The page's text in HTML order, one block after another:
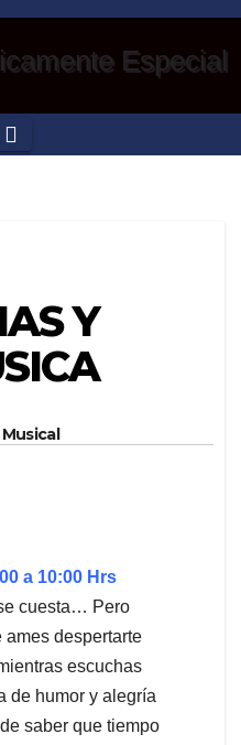
Y
a 10:00 Hrs
cuesta… Pero
ames despertarte
escuchas
de humor y alegría
saber que tiempo